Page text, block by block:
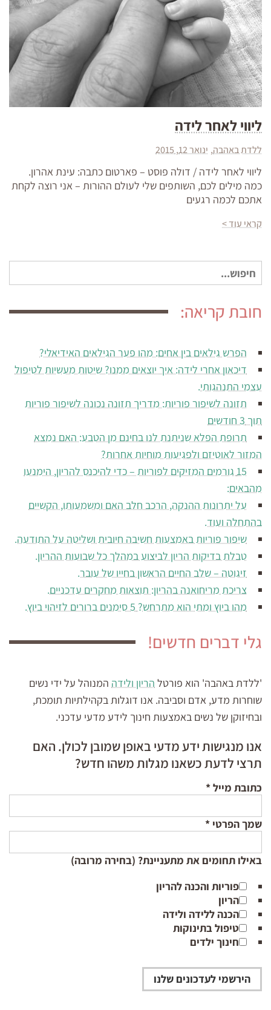
ליווי לאחר לידה
ללדת באהבה ינואר 12, 2015
ליווי לאחר לידה / דולה פוסט – פארטום כתבה: עינת אהרון.
כמה מילים לכם, השותפים שלי לעולם ההורות – אני רוצה לקחת
אתכם לכמה רגעים
קראי עוד >
חיפוש
עבור:
חובת קריאה:
הפרש גילאים בין אחים: מהו פער הגילאים האידיאלי?
דיכאון אחרי לידה: איך יוצאים ממנו? שיטות מעשיות לטיפול
עצמי התנהגותי.
תזונה לשיפור פוריות: מדריך תזונה נכונה לשיפור פוריות
תוך 3 חודשים
תרופת הפלא שניתנת לנו בחינם מן הטבע: האם נמצא
המזור לאוטיזם ולפגיעות מוחיות אחרות?
15 גורמים המזיקים לפוריות – כדי להיכנס להריון, הימנעו
מהבאים:
על יתרונות ההנקה, הרכב חלב האם ומשמעותו, הקשיים
בהתחלה ועוד.
שיפור פוריות באמצעות חשיבה חיובית ושליטה על התודעה.
טבלת בדיקות הריון לביצוע במהלך כל שבועות ההריון.
זיגוטה – שלב החיים הראשון בחייו של עובר.
צריכת מריחואנה בהריון: תוצאות מחקרים עדכניים.
מהו ביוץ ומתי הוא מתרחש? 5 סימנים ברורים לזיהוי ביוץ.
גלי דברים חדשים!
'ללדת באהבה' הוא פורטל הריון ולידה המנוהל על ידי נשים
שוחרות מדע, אדם וסביבה. אנו דוגלות בקהילתיות תומכת,
ובחיזוקן של נשים באמצעות חינוך לידע מדעי עדכני.
אנו מנגישות ידע מדעי באופן שמובן לכולן. האם
תרצי לדעת כשאנו מגלות משהו חדש?
כתובת מייל*
שמך הפרטי *
באילו תחומים את מתעניינת? (בחירה מרובה)
פוריות והכנה להריון
הריון
הכנה ללידה ולידה
טיפול בתינוקות
חינוך ילדים